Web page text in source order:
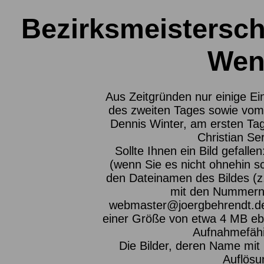
Aus Zeitgründen nur einige
des zweiten Tages sowie
Dennis Winter, am ersten
Christian
Sollte Ihnen ein Bild
(wenn Sie es nicht ohnehin
den Dateinamen des Bildes
mit den
einer Größe von etwa 4 MB
Die Bilder, deren Name